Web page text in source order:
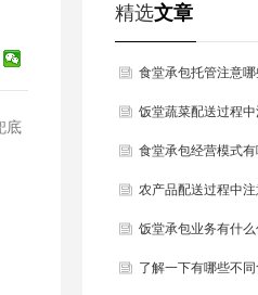
底
精选文章
食堂承包托管注意
全？
饭堂蔬菜配送过程
问题？
食堂承包经营模式有
农产品配送过程中
饭堂承包业务有什么
了解一下有哪些不